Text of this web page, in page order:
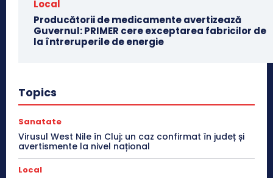
Local
Producătorii de medicamente avertizează
Guvernul: PRIMER cere exceptarea fabricilor de
la întreruperile de energie
Topics
Sanatate
Virusul West Nile în Cluj: un caz confirmat în județ și
avertismente la nivel național
Local